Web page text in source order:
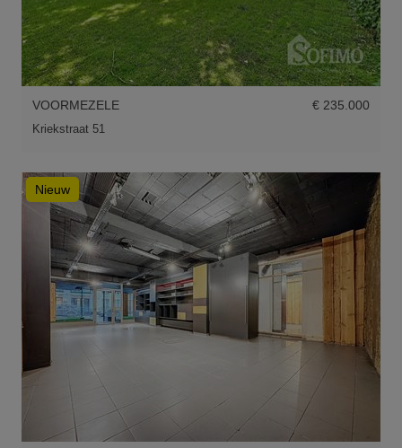
VOORMEZELE € 235.000
Kriekstraat 51
Nieuw